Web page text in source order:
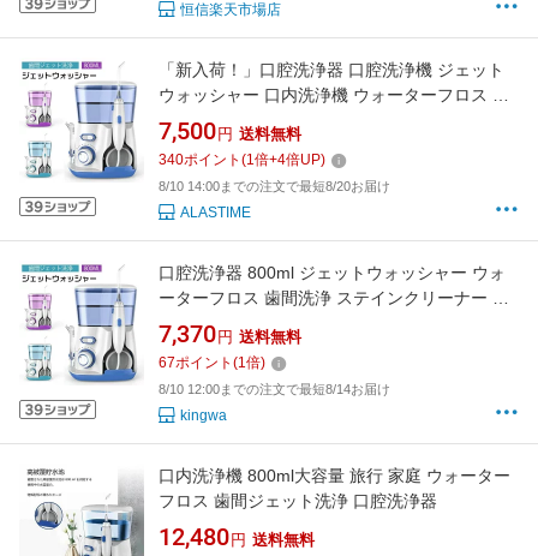
恒信楽天市場店
「新入荷！」口腔洗浄器 口腔洗浄機 ジェット
ウォッシャー 口内洗浄機 ウォーターフロス 家
庭 旅行 歯間ジェット洗浄 800ml大容量 ジェッ
トウォッシャー 口腔洗浄器 美容 健康家電 デン
タルケア ステインクリーナー
7,500 円 送料無料
340ポイント (1倍+4倍UP)
8/10 14:00までの注文で最短8/20お届け
ALASTIME
口腔洗浄器 800ml ジェットウォッシャー ウォ
ーターフロス 歯間洗浄 ステインクリーナー 家
庭 旅行用
7,370 円 送料無料
67ポイント (1倍)
8/10 12:00までの注文で最短8/14お届け
kingwa
口内洗浄機 800ml大容量 旅行 家庭 ウォーター
フロス 歯間ジェット洗浄 口腔洗浄器
12,480 円 送料無料